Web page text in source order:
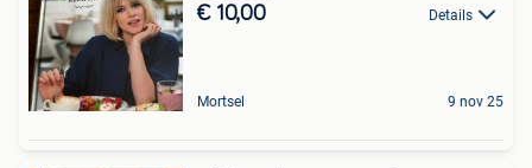
€ 10,00 Details
Mortsel 9 nov 25